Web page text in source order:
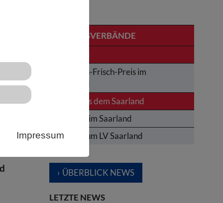
Impressum
LANDESVERBÄNDE
Karl-von-Frisch-Preis im
News aus dem Saarland
Termine im Saarland
Impressum LV Saarland
ÜBERBLICK NEWS
LETZTE NEWS